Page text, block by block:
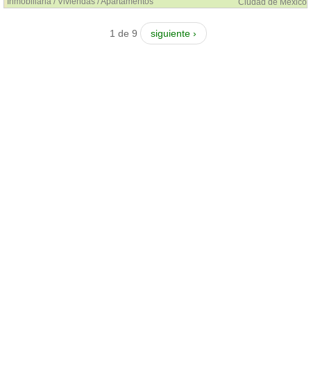
Ciudad de México
1 de 9 siguiente ›